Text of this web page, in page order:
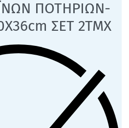
ΠΟΤΗΡΙΩΝ-
ΣΕΤ 2ΤΜΧ